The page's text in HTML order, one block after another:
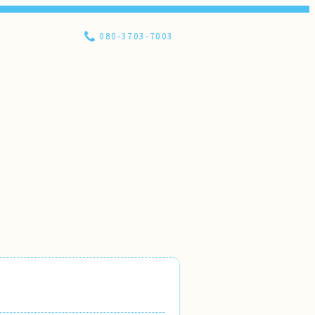
080-3703-7003